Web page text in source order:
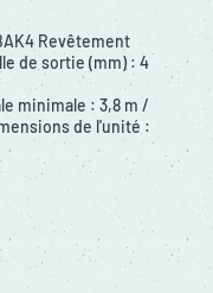
Revêtement
de sortie (mm) : 4
minimale : 3,8 m /
de l'unité :